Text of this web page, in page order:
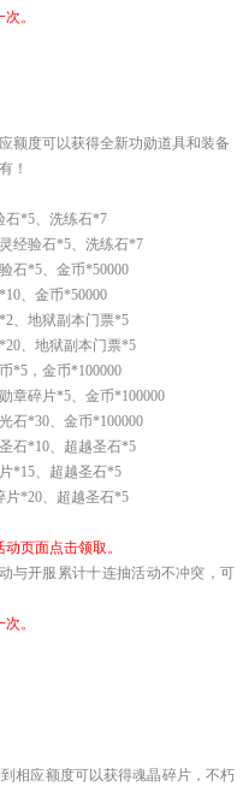
。
额度可以获得全新功勋道具和装备
！
石*5、洗练石*7
经验石*5、洗练石*7
石*5、金币*50000
、金币*50000
、地狱副本门票*5
、地狱副本门票*5
*5，金币*100000
章碎片*5、金币*100000
石*30、金币*100000
石*10、超越圣石*5
*15、超越圣石*5
片*20、超越圣石*5
页面点击领取。
与开服累计十连抽活动不冲突，可
。
相应额度可以获得魂晶碎片，不朽